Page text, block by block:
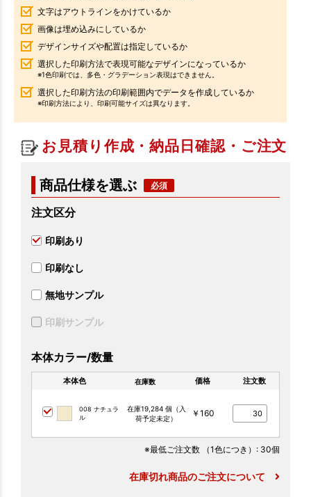
文字はアウトラインをかけているか
画像は埋め込みにしているか
デザインサイズや配置は指定しているか
選択した印刷方法で表現可能なデザインになっているか
※1色印刷では、多色・グラデーション表現はできません。
選択した印刷方法の印刷範囲内でデータを作成しているか
※印刷方法により、印刷可能サイズは異なります。
お見積り作成・納品日確認・ご注文
商品仕様を選ぶ
注文区分
印刷あり
印刷なし
無地サンプル
印刷サンプル
本体カラー/数量
本体色 在庫数 価格 注文数
008 ナチュラ
ル
在庫19,284 個（入
荷予定未定）
￥160
※最低ご注文数 （1色につき） : 30個
在庫切れ商品のご注文について